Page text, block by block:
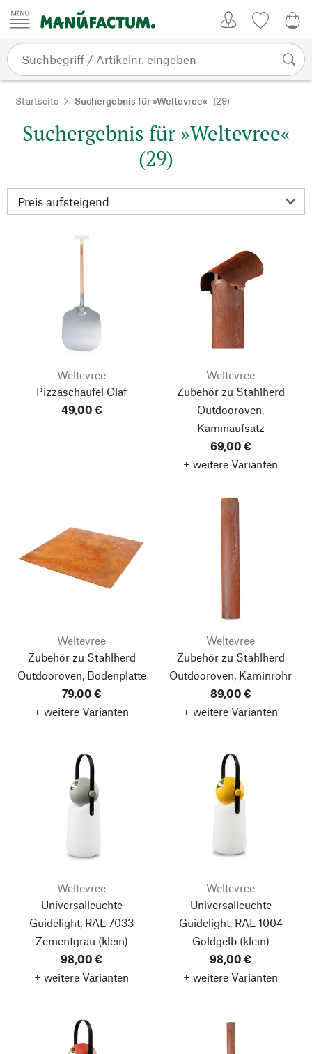
Zum Inhalt springen
Startseite Suchergebnis für »Weltevree« (29)
Suchergebnis für »Weltevree«
(29)
Weltevree
Pizzaschaufel Olaf
49,00 €
Weltevree
Zubehör zu Stahlherd
Outdooroven,
Kaminaufsatz
69,00 €
+ weitere Varianten
Weltevree
Zubehör zu Stahlherd
Outdooroven, Bodenplatte
79,00 €
+ weitere Varianten
Weltevree
Zubehör zu Stahlherd
Outdooroven, Kaminrohr
89,00 €
+ weitere Varianten
Weltevree
Universalleuchte
Guidelight, RAL 7033
Zementgrau (klein)
98,00 €
+ weitere Varianten
Weltevree
Universalleuchte
Guidelight, RAL 1004
Goldgelb(klein)
98,00 €
+ weitere Varianten